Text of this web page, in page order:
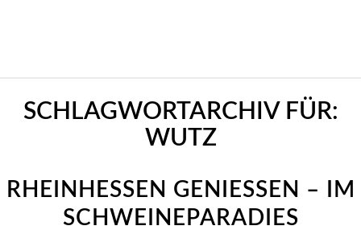
SCHLAGWORTARCHIV FÜR:
WUTZ
RHEINHESSEN GENIESSEN – IM
SCHWEINEPARADIES